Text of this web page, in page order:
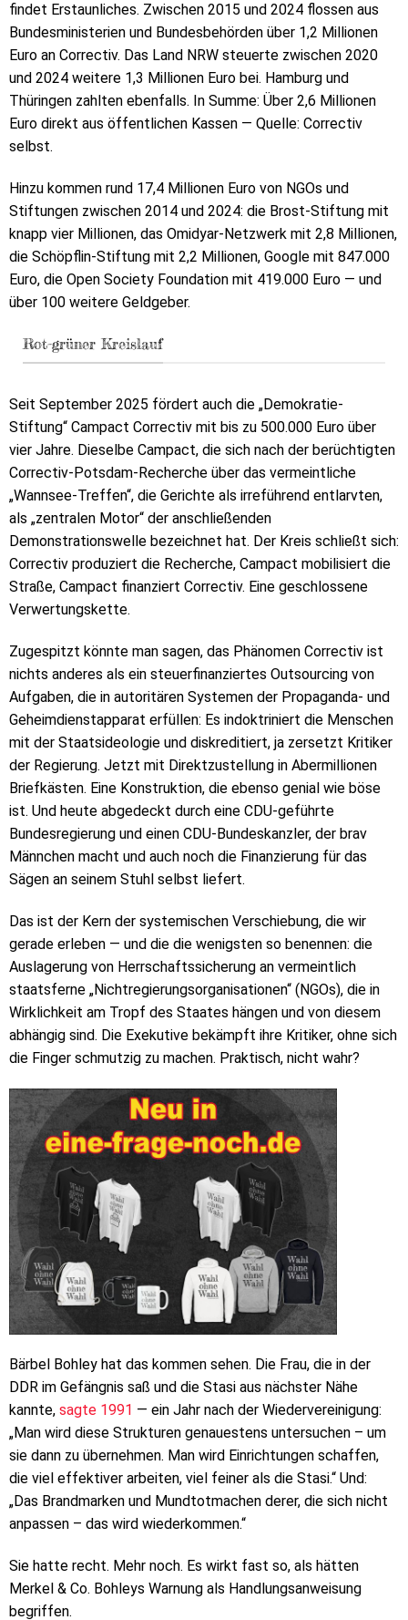
findet Erstaunliches. Zwischen 2015 und 2024 flossen aus
Bundesministerien und Bundesbehörden über 1,2 Millionen
Euro an Correctiv. Das Land NRW steuerte zwischen 2020
und 2024 weitere 1,3 Millionen Euro bei. Hamburg und
Thüringen zahlten ebenfalls. In Summe: Über 2,6 Millionen
Euro direkt aus öffentlichen Kassen — Quelle: Correctiv
selbst.
Hinzu kommen rund 17,4 Millionen Euro von NGOs und
Stiftungen zwischen 2014 und 2024: die Brost-Stiftung mit
knapp vier Millionen, das Omidyar-Netzwerk mit 2,8 Millionen,
die Schöpflin-Stiftung mit 2,2 Millionen, Google mit 847.000
Euro, die Open Society Foundation mit 419.000 Euro — und
über 100 weitere Geldgeber.
Rot-grüner Kreislauf
Seit September 2025 fördert auch die „Demokratie-
Stiftung“ Campact Correctiv mit bis zu 500.000 Euro über
vier Jahre. Dieselbe Campact, die sich nach der berüchtigten
Correctiv-Potsdam-Recherche über das vermeintliche
„Wannsee-Treffen“, die Gerichte als irreführend entlarvten,
als „zentralen Motor“ der anschließenden
Demonstrationswelle bezeichnet hat. Der Kreis schließt sich:
Correctiv produziert die Recherche, Campact mobilisiert die
Straße, Campact finanziert Correctiv. Eine geschlossene
Verwertungskette.
Zugespitzt könnte man sagen, das Phänomen Correctiv ist
nichts anderes als ein steuerfinanziertes Outsourcing von
Aufgaben, die in autoritären Systemen der Propaganda- und
Geheimdienstapparat erfüllen: Es indoktriniert die Menschen
mit der Staatsideologie und diskreditiert, ja zersetzt Kritiker
der Regierung. Jetzt mit Direktzustellung in Abermillionen
Briefkästen. Eine Konstruktion, die ebenso genial wie böse
ist. Und heute abgedeckt durch eine CDU-geführte
Bundesregierung und einen CDU-Bundeskanzler, der brav
Männchen macht und auch noch die Finanzierung für das
Sägen an seinem Stuhl selbst liefert.
Das ist der Kern der systemischen Verschiebung, die wir
gerade erleben — und die die wenigsten so benennen: die
Auslagerung von Herrschaftssicherung an vermeintlich
staatsferne „Nichtregierungsorganisationen“ (NGOs), die in
Wirklichkeit am Tropf des Staates hängen und von diesem
abhängig sind. Die Exekutive bekämpft ihre Kritiker, ohne sich
die Finger schmutzig zu machen. Praktisch, nicht wahr?
Bärbel Bohley hat das kommen sehen. Die Frau, die in der
DDR im Gefängnis saß und die Stasi aus nächster Nähe
kannte, sagte 1991 — ein Jahr nach der Wiedervereinigung:
„Man wird diese Strukturen genauestens untersuchen – um
sie dann zu übernehmen. Man wird Einrichtungen schaffen,
die viel effektiver arbeiten, viel feiner als die Stasi.“ Und:
„Das Brandmarken und Mundtotmachen derer, die sich nicht
anpassen – das wird wiederkommen.“
Sie hatte recht. Mehr noch. Es wirkt fast so, als hätten
Merkel & Co. Bohleys Warnung als Handlungsanweisung
begriffen.